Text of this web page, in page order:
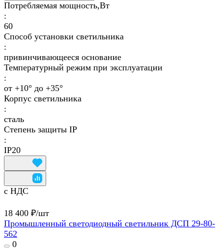
Потребляемая мощность,Вт
:
60
Способ установки светильника
:
привинчивающееся основание
Температурный режим при эксплуатации
:
от +10° до +35°
Корпус светильника
:
сталь
Степень защиты IP
:
IP20
с НДС
18 400 ₽/шт
Промышленный светодиодный светильник ДСП 29-80-
562
0